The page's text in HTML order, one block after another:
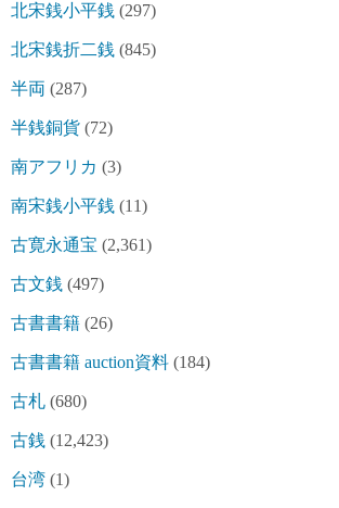
北宋銭小平銭 (297)
北宋銭折二銭 (845)
半両 (287)
半銭銅貨 (72)
南アフリカ (3)
南宋銭小平銭 (11)
古寛永通宝 (2,361)
古文銭 (497)
古書書籍 (26)
古書書籍 auction資料 (184)
古札 (680)
古銭 (12,423)
台湾 (1)